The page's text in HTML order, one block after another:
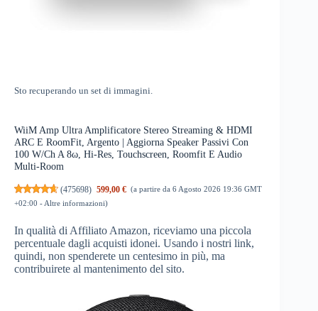
Sto recuperando un set di immagini.
WiiM Amp Ultra Amplificatore Stereo Streaming & HDMI
ARC E RoomFit, Argento | Aggiorna Speaker Passivi Con
100 W/Ch A 8ω, Hi-Res, Touchscreen, Roomfit E Audio
Multi-Room
(475698) 599,00 € (a partire da 6 Agosto 2026 19:36 GMT
+02:00 - Altre informazioni)
In qualità di Affiliato Amazon, riceviamo una piccola
percentuale dagli acquisti idonei. Usando i nostri link,
quindi, non spenderete un centesimo in più, ma
contribuirete al mantenimento del sito.